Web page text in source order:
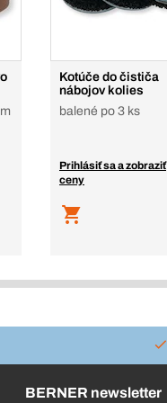
Kotúče do čističa
nábojov kolies
balené po 3 ks
Prihlásiť sa a zobraziť
ceny
BERNER newsletter